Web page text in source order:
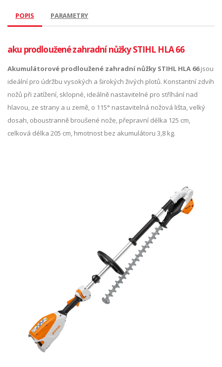
POPIS PARAMETRY
aku prodloužené zahradní nůžky STIHL HLA 66
Akumulátorové prodloužené zahradní nůžky STIHL HLA 66jsou
ideální pro údržbu vysokých a širokých živých plotů. Konstantní zdvih
nožů při zatížení, sklopné, ideálně nastavitelné pro stříhání nad
hlavou, ze strany a u země, o 115° nastavitelná nožová lišta, velký
dosah, oboustranně broušené nože, přepravní délka 125 cm,
celková délka 205 cm, hmotnost bez akumulátoru 3,8 kg.